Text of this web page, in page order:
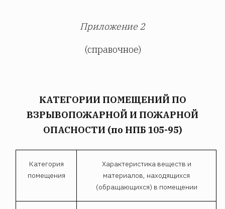
Приложение 2
(справочное)
КАТЕГОРИИ ПОМЕЩЕНИЙ ПО
ВЗРЫВОПОЖАРНОЙ И ПОЖАРНОЙ
ОПАСНОСТИ (по НПБ 105-95)
Категория
помещения
Характеристика веществ и
материалов, находящихся
(обращающихся) в помещении